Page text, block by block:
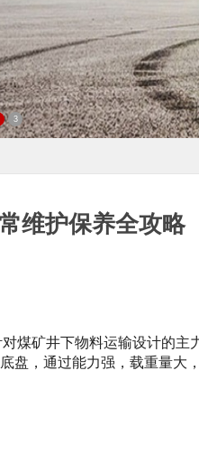
3
维护保养全攻略
煤矿井下物料运输设计的
盘，通过能力强，载重量大